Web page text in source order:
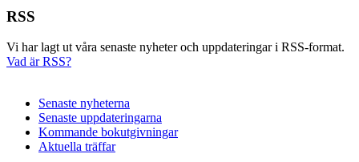
RSS
Vi har lagt ut våra senaste nyheter och uppdateringar i RSS-format.
Vad är RSS?
Senaste nyheterna
Senaste uppdateringarna
Kommande bokutgivningar
Aktuella träffar